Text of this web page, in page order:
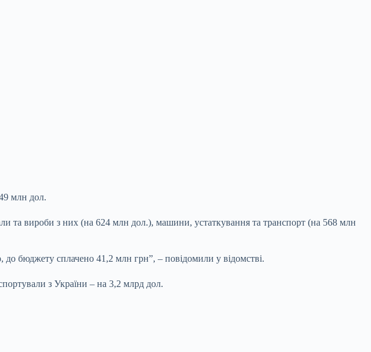
млн дол.
та вироби з них (на 624 млн дол.), машини, устаткування та транспорт (на 568 млн
бюджету сплачено 41,2 млн грн”, – повідомили у відомстві.
з України – на 3,2 млрд дол.